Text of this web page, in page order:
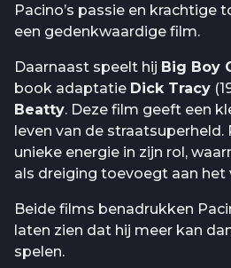
Pacino’s passie en krachtige
een gedenkwaardige film.
Daarnaast speelt hij Big Boy
book adaptatie Dick Tracy
Beatty. Deze film geeft een
leven van de straatsuperheld.
unieke energie in zijn rol,
als dreiging toevoegt aan het
Beide films benadrukken
laten zien dat hij meer kan
spelen.